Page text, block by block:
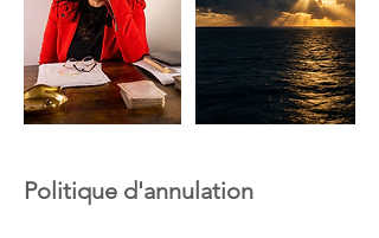
Politique d'annulation